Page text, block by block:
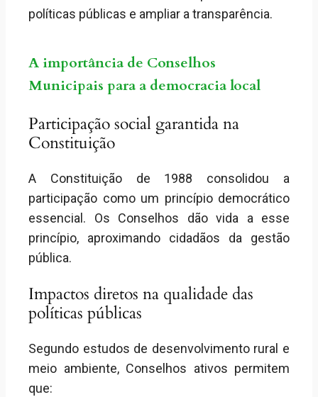
políticas públicas e ampliar a transparência.
A importância de Conselhos
Municipais para a democracia local
Participação social garantida na
Constituição
A Constituição de 1988 consolidou a
participação como um princípio democrático
essencial. Os Conselhos dão vida a esse
princípio, aproximando cidadãos da gestão
pública.
Impactos diretos na qualidade das
políticas públicas
Segundo estudos de desenvolvimento rural e
meio ambiente, Conselhos ativos permitem
que: